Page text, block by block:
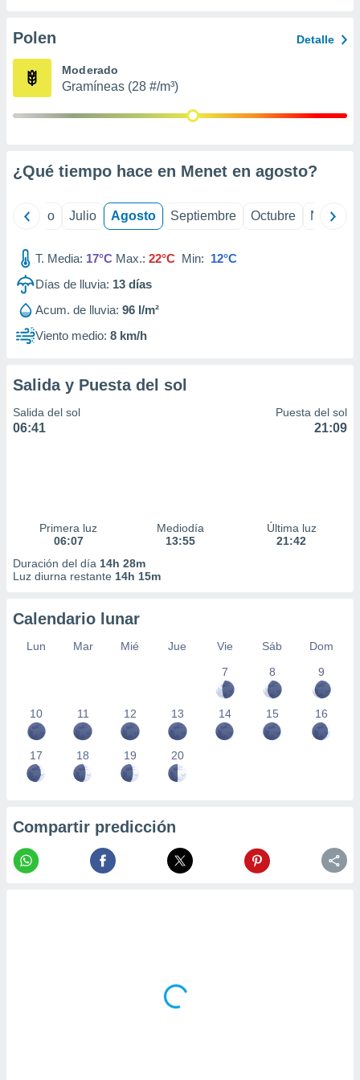
e
mediante
de
Polen Detalle
Moderado
Gramíneas (28 #/m³)
¿Qué tiempo hace en Menet en agosto?
Junio Julio Agosto Septiembre Octubre
T. Media: 17°C Max.: 22°C Min: 12°C
Días de lluvia: 13 días
Acum. de lluvia: 96 l/m²
Viento medio: 8 km/h
Salida y Puesta del sol
Salida del sol
06:41
Puesta del sol
21:09
Primera luz
06:07
Mediodía
13:55
Última luz
21:42
Duración del día 14h 28m
Luz diurna restante 14h 15m
Calendario lunar
Lun Mar Mié Jue Vie Sáb
Dom
7
8 9
10 11 12 13 14 15 16
17 18 19 20
Compartir predicción